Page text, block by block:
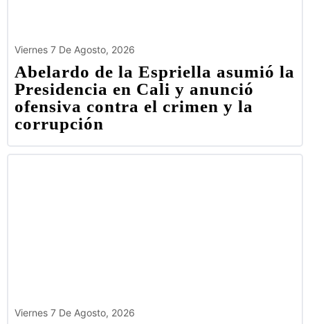
Viernes 7 De Agosto, 2026
Abelardo de la Espriella asumió la
Presidencia en Cali y anunció
ofensiva contra el crimen y la
corrupción
Viernes 7 De Agosto, 2026